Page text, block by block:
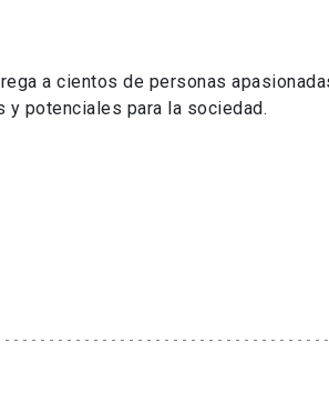
a cientos de personas
y potenciales para la sociedad.